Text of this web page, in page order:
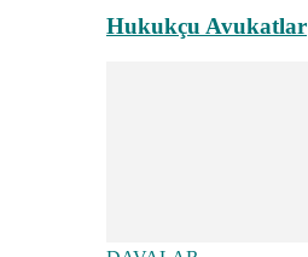
Hukukçu Avukatlar